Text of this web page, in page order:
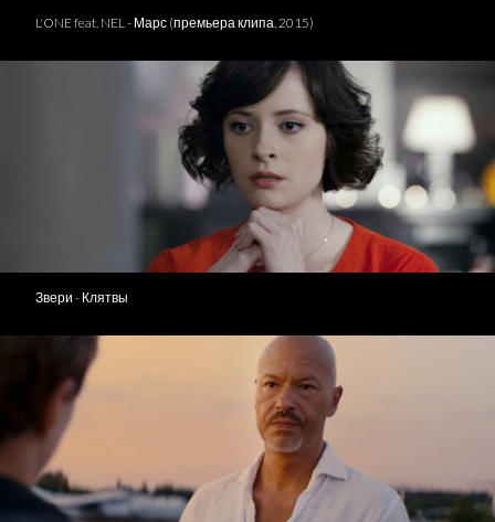
L'ONE feat. NEL - Марс (премьера клипа, 2015)
Звери - Клятвы